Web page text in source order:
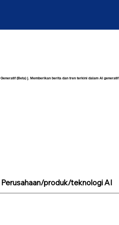
Generatif (Beta) |. Memberikan berita dan tren terkini dalam AI generatif
Perusahaan/produk/teknologi AI